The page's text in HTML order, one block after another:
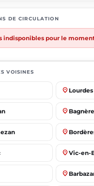
DE CIRCULATION
indisponibles pour le
VOISINES
place Lourdes
place
place
place Vic-en-
place